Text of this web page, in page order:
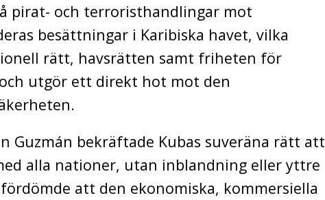
pirat- och terroristhandlingar mot
besättningar i Karibiska havet, vilka
rätt, havsrätten samt friheten för
utgör ett direkt hot mot den
Guzmán bekräftade Kubas suveräna rätt att
alla nationer, utan inblandning eller yttre
att den ekonomiska, kommersiella